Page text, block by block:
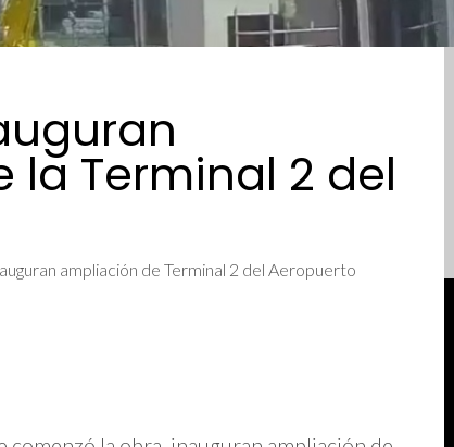
Terminal 2 del
ampliación de Terminal 2 del Aeropuerto